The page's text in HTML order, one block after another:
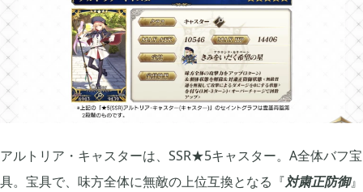
アルトリア・キャスターは、SSR★5キャスター。A全体バフ宝
具。宝具で、味方全体に無敵の上位互換となる『対粛正防御』
ポストナイト
ジョジョのピタパタポップ
グリムエコーズ